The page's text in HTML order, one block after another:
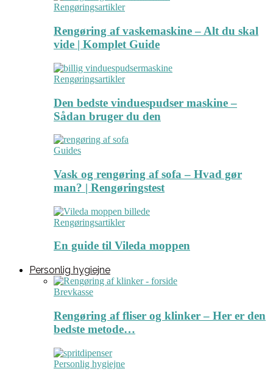
Rengøringsartikler
Rengøring af vaskemaskine – Alt du skal
vide | Komplet Guide
Rengøringsartikler
Den bedste vinduespudser maskine –
Sådan bruger du den
Guides
Vask og rengøring af sofa – Hvad gør
man? | Rengøringstest
Rengøringsartikler
En guide til Vileda moppen
Personlig hygiejne
Brevkasse
Rengøring af fliser og klinker – Her er den
bedste metode…
Personlig hygiejne